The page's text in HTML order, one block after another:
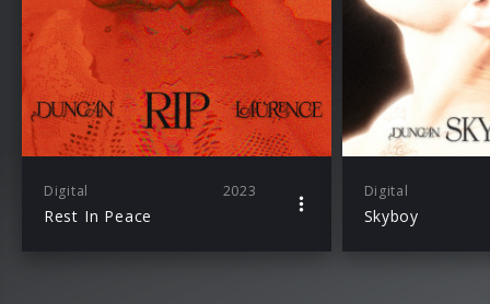
Digital 2023
Rest In Peace
Digital
Skyboy